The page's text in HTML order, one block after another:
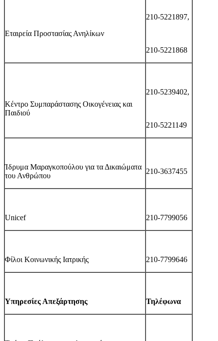
Εταιρεία Προστασίας Ανηλίκων
210-5221897,
210-5221868
Κέντρο Συμπαράστασης Οικογένειας και
Παιδιού
210-5239402,
210-5221149
Ίδρυμα Μαραγκοπούλου για τα Δικαιώματα
του Ανθρώπου
210-3637455
Unicef 210-7799056
Φίλοι Κοινωνικής Ιατρικής 210-7799646
Υπηρεσίες Απεξάρτησης Τηλέφωνα